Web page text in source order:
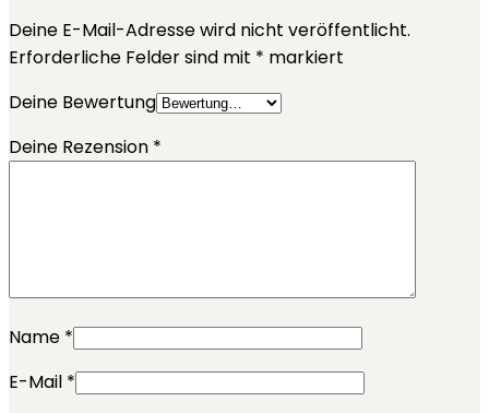
Deine E-Mail-Adresse wird nicht veröffentlicht.
Erforderliche Felder sind mit * markiert
Deine Bewertung
Deine Rezension *
Name *
E-Mail *